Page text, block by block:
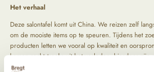
Het verhaal
Deze salontafel komt uit China. We reizen zelf
om de mooiste items op te speuren. Tijdens het
producten letten we vooral op kwaliteit en
komen rechtstreeks uit het verleden, hierdoor zijn
ze een prachtig geleefd uiterlijk.